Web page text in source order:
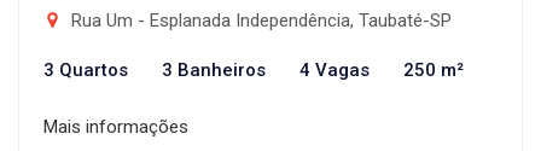
Rua Um - Esplanada Independência, Taubaté-SP
3 Quartos 3 Banheiros 4 Vagas 250 m²
Mais informações